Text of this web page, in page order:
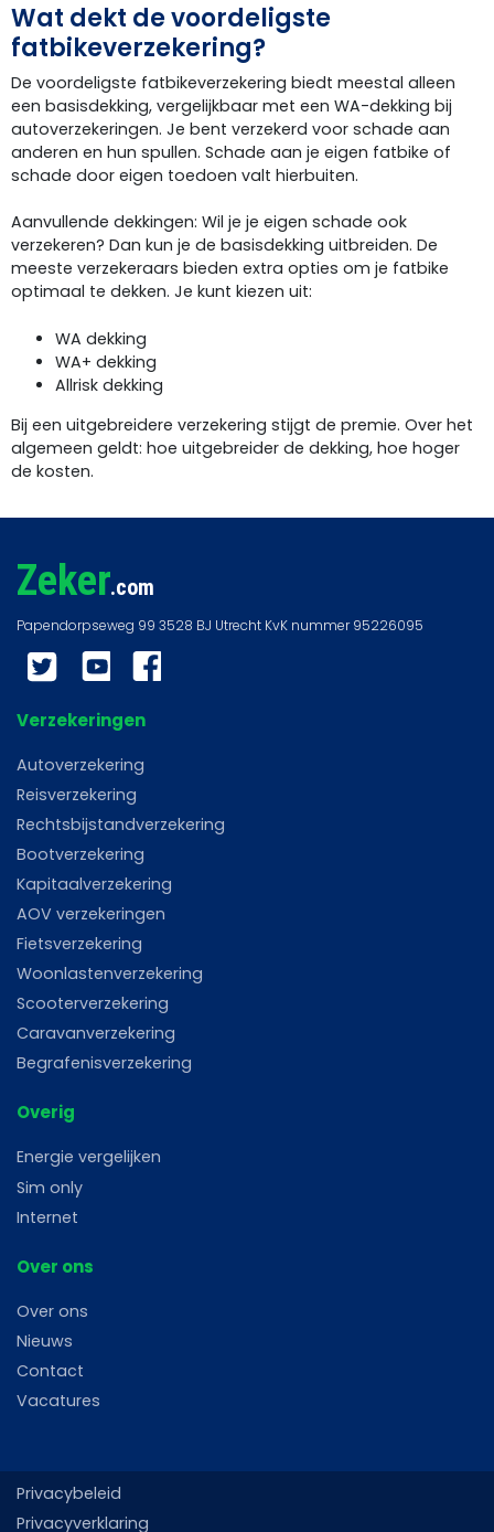
Wat dekt de voordeligste
fatbikeverzekering?
De voordeligste fatbikeverzekering biedt meestal alleen
een basisdekking, vergelijkbaar met een WA-dekking bij
autoverzekeringen. Je bent verzekerd voor schade aan
anderen en hun spullen. Schade aan je eigen fatbike of
schade door eigen toedoen valt hierbuiten.
Aanvullende dekkingen: Wil je je eigen schade ook
verzekeren? Dan kun je de basisdekking uitbreiden. De
meeste verzekeraars bieden extra opties om je fatbike
optimaal te dekken. Je kunt kiezen uit:
WA dekking
WA+ dekking
Allrisk dekking
Bij een uitgebreidere verzekering stijgt de premie. Over het
algemeen geldt: hoe uitgebreider de dekking, hoe hoger
de kosten.
Zeker.com
Twitter YouTube
Verzekeringen
Autoverzekering
Reisverzekering
Rechtsbijstandverzekering
Bootverzekering
Kapitaalverzekering
AOV verzekeringen
Fietsverzekering
Woonlastenverzekering
Scooterverzekering
Caravanverzekering
Begrafenisverzekering
Overig
Energie vergelijken
Sim only
Internet
Over ons
Over ons
Nieuws
Contact
Vacatures
Privacybeleid
Privacyverklaring